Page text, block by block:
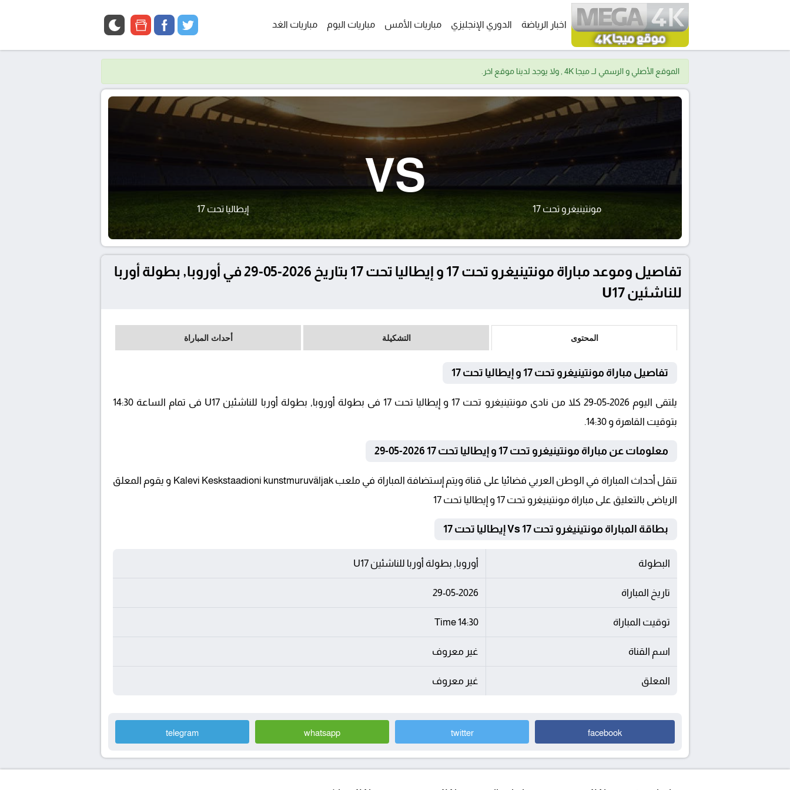
اخبار الرياضة الدوري الإنجليزي مباريات الأمس مباريات اليوم مباريات الغد twitter
facebook
google
الموقع الأصلي و الرسمي لــ ميجا 4K , ولا يوجد لدينا موقع اخر.
مونتينيغرو تحت 17
VS
إيطاليا تحت 17
تفاصيل وموعد مباراة مونتينيغرو تحت 17 و إيطاليا تحت 17 بتاريخ 2026-05-29 في أوروبا, بطولة أوربا
للناشئين U17
المحتوى التشكيلة أحداث المباراة
تفاصيل مباراة مونتينيغرو تحت 17 و إيطاليا تحت 17
يلتقى اليوم 2026-05-29 كلا من نادى مونتينيغرو تحت 17 و إيطاليا تحت 17 فى بطولة أوروبا, بطولة أوربا للناشئين U17 فى تمام الساعة 14:30
بتوقيت القاهرة و 14:30.
معلومات عن مباراة مونتينيغرو تحت 17 و إيطاليا تحت 17 2026-05-29
تنقل أحداث المباراة في الوطن العربي فضائيا على قناة ويتم إستضافة المباراة في ملعب Kalevi Keskstaadioni kunstmuruväljak و يقوم المعلق
الرياضى بالتعليق على مباراة مونتينيغرو تحت 17 و إيطاليا تحت 17
بطاقة المباراة مونتينيغرو تحت 17 Vs إيطاليا تحت 17
البطولة أوروبا, بطولة أوربا للناشئين U17
تاريخ المباراة 29-05-2026
توقيت المباراة 14:30 Time
اسم القناة غير معروف
المعلق غير معروف
facebook
twitter
whatsapp
telegram